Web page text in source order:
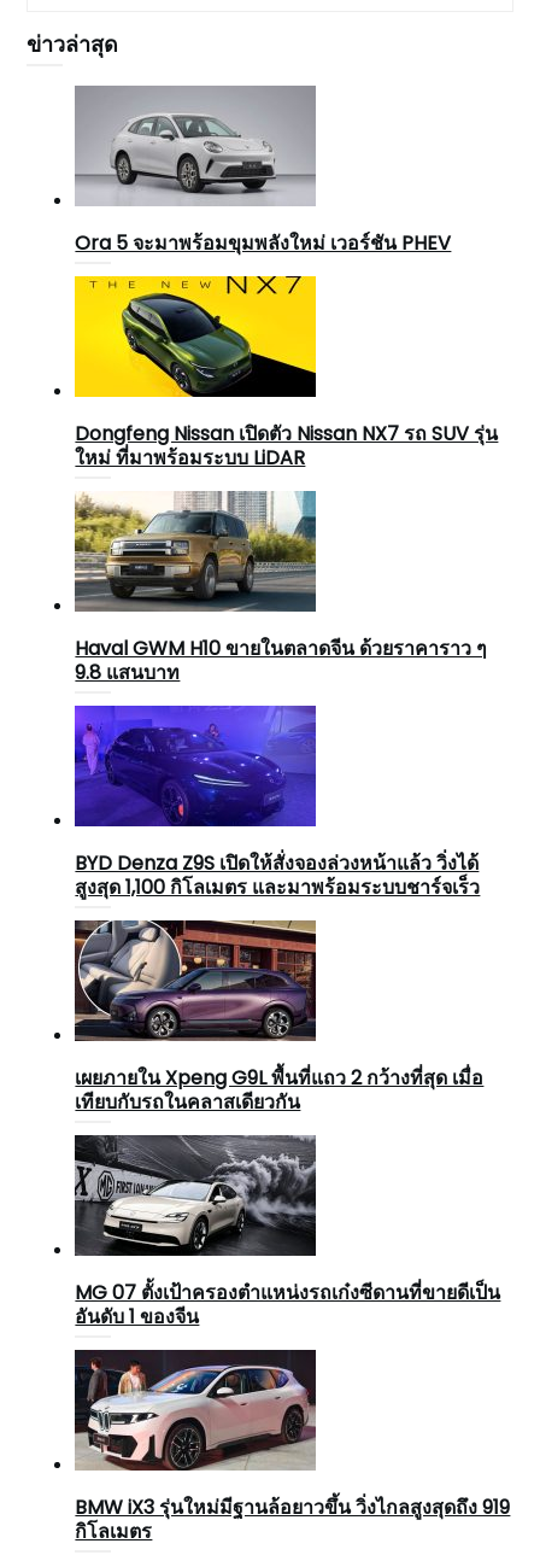
ข่าวล่าสุด
Ora 5 จะมาพร้อมขุมพลังใหม่ เวอร์ชัน PHEV
Dongfeng Nissan เปิดตัว Nissan NX7 รถ SUV รุ่น
ใหม่ ที่มาพร้อมระบบ LiDAR
Haval GWM H10 ขายในตลาดจีน ด้วยราคาราว ๆ
9.8 แสนบาท
BYD Denza Z9S เปิดให้สั่งจองล่วงหน้าแล้ว วิ่งได้
สูงสุด 1,100 กิโลเมตร และมาพร้อมระบบชาร์จเร็ว
เผยภายใน Xpeng G9L พื้นที่แถว 2 กว้างที่สุด เมื่อ
เทียบกับรถในคลาสเดียวกัน
MG 07 ตั้งเป้าครองตำแหน่งรถเก๋งซีดานที่ขายดีเป็น
อันดับ 1 ของจีน
BMW iX3 รุ่นใหม่มีฐานล้อยาวขึ้น วิ่งไกลสูงสุดถึง 919
กิโลเมตร